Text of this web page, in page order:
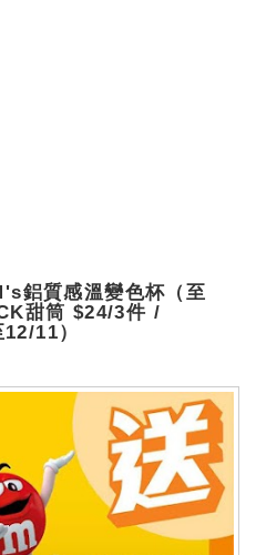
鋁質感溫變色杯（至
甜筒 $24/3件 /
11）